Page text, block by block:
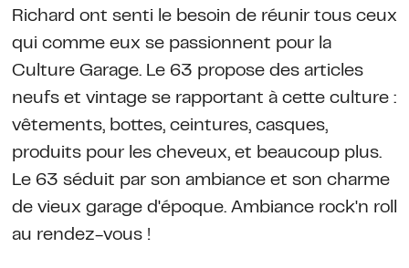
Richard ont senti le besoin de réunir tous ceux
qui comme eux se passionnent pour la
Culture Garage. Le 63 propose des articles
neufs et vintage se rapportant à cette culture :
vêtements, bottes, ceintures, casques,
produits pour les cheveux, et beaucoup plus.
Le 63 séduit par son ambiance et son charme
de vieux garage d'époque. Ambiance rock'n roll
au rendez-vous !